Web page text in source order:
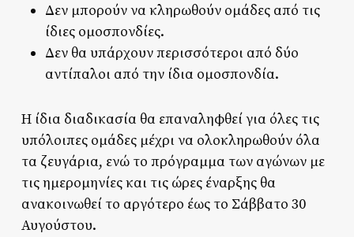
Δεν μπορούν να κληρωθούν ομάδες από τις
ίδιες ομοσπονδίες.
Δεν θα υπάρχουν περισσότεροι από δύο
αντίπαλοι από την ίδια ομοσπονδία.
Η ίδια διαδικασία θα επαναληφθεί για όλες τις
υπόλοιπες ομάδες μέχρι να ολοκληρωθούν όλα
τα ζευγάρια, ενώ το πρόγραμμα των αγώνων με
τις ημερομηνίες και τις ώρες έναρξης θα
ανακοινωθεί το αργότερο έως το Σάββατο 30
Αυγούστου.